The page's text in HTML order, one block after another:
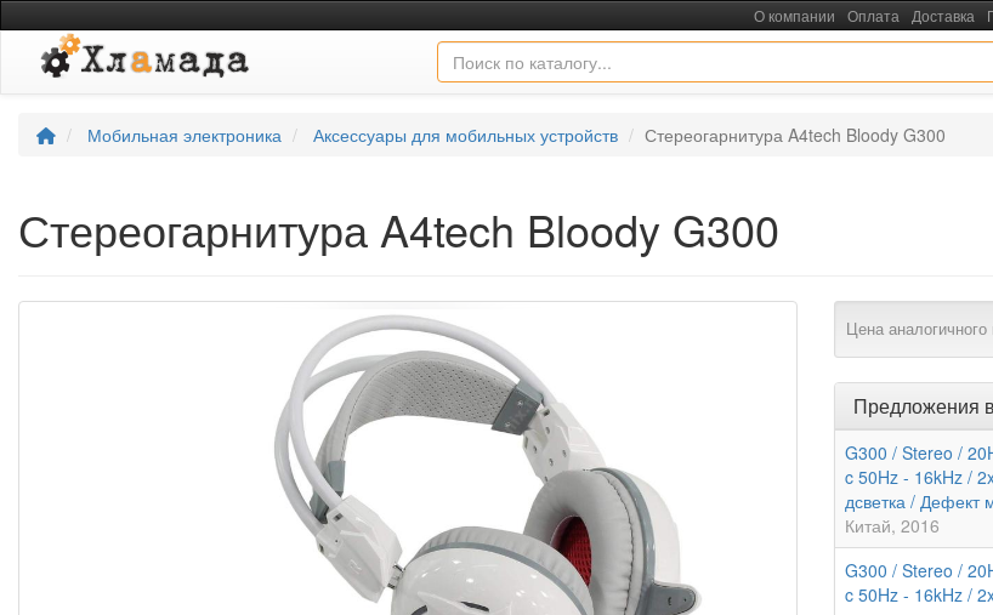
О компании Оплата Доставка
Мобильная электроника Аксессуары для мобильных устройств Стереогарнитура A4tech Bloody G300
Стереогарнитура A4tech Bloody G300
Цена аналогичного
Предложения
G300 / Stereo /
c 50Hz - 16kHz /
дсветка / Дефект
Китай 2016
G300 / Stereo /
c 50Hz - 16kHz /